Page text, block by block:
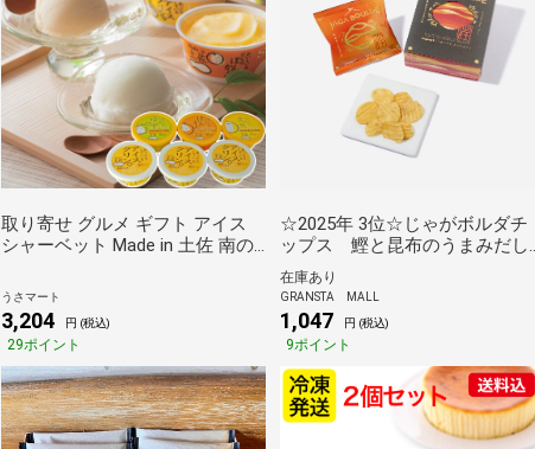
取り寄せ グルメ ギフト アイス
シャーベット Made in 土佐 南の
ト 4種 6個入
うさマート
3,204 円 (税込)
29ポイント
☆2025年 3位☆じゃがボルダチ
ップス 鰹と昆布のうまみだし
味＜じゃがボルダ＞
在庫あり
GRANSTA MALL
1,047 円 (税込)
9ポイント